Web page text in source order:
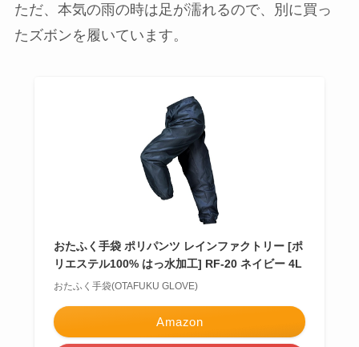
ただ、本気の雨の時は足が濡れるので、別に買っ
たズボンを履いています。
おたふく手袋 ポリパンツ レインファクトリー [ポ
リエステル100% はっ水加工] RF-20 ネイビー 4L
おたふく手袋(OTAFUKU GLOVE)
Amazon